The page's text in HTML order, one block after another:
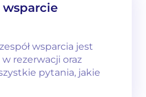
wsparcie
wsparcia jest
rezerwacji oraz
pytania, jakie